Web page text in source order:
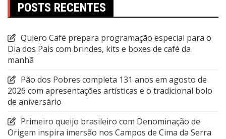
POSTS RECENTES
Quiero Café prepara programação especial para o
Dia dos Pais com brindes, kits e boxes de café da
manhã
Pão dos Pobres completa 131 anos em agosto de
2026 com apresentações artísticas e o tradicional bolo
de aniversário
Primeiro queijo brasileiro com Denominação de
Origem inspira imersão nos Campos de Cima da Serra